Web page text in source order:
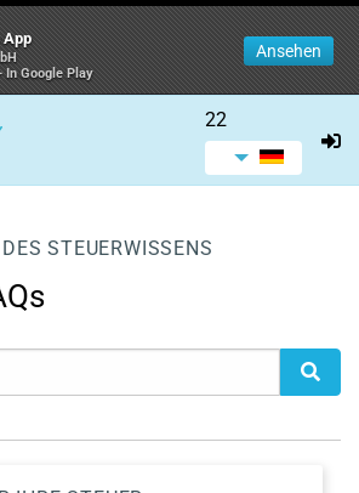
App
In Google Play
Ansehen
22
STEUERWISSENS